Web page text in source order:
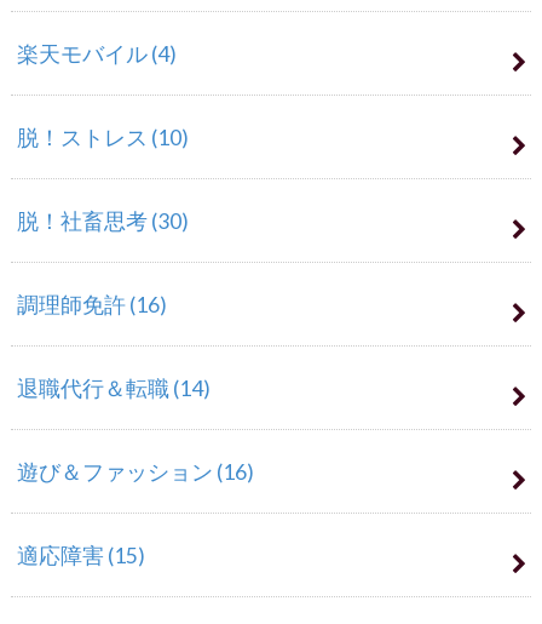
楽天モバイル(4)
脱！ストレス (10)
脱！社畜思考(30)
調理師免許(16)
退職代行＆転職(14)
遊び＆ファッション (16)
適応障害 (15)